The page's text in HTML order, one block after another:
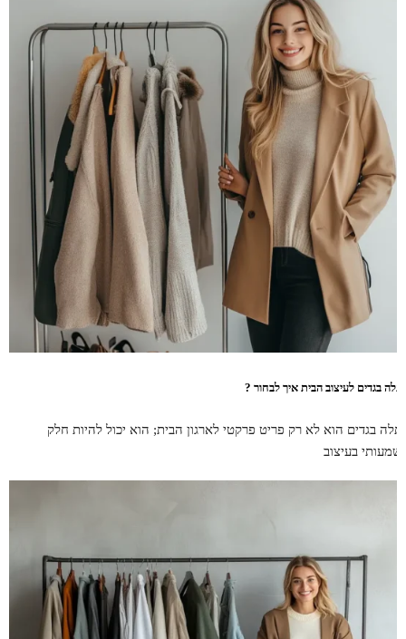
בגדים לעיצוב הבית איך לבחור ?
בגדים הוא לא רק פריט פרקטי לארגון הבית; הוא יכול להיות חלק
בעיצוב